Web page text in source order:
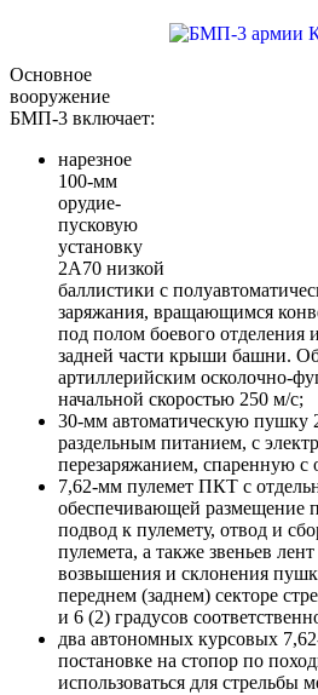
Основное
вооружение
БМП-3 включает:
нарезное
100-мм
орудие-
пусковую
установку
2А70 низкой
баллистики с
заряжания, вращающимся
под полом боевого отделения
задней части крыши башни.
артиллерийским осколочно-
начальной скоростью 250 м/с;
30-мм автоматическую пушку
раздельным питанием, с
перезаряжанием, спаренную с
7,62-мм пулемет ПКТ с
обеспечивающей размещение
подвод к пулемету, отвод и
пулемета, а также звеньев
возвышения и склонения
переднем (заднем) секторе
и 6 (2) градусов
два автономных курсовых
постановке на стопор по
использоваться для стрельбы